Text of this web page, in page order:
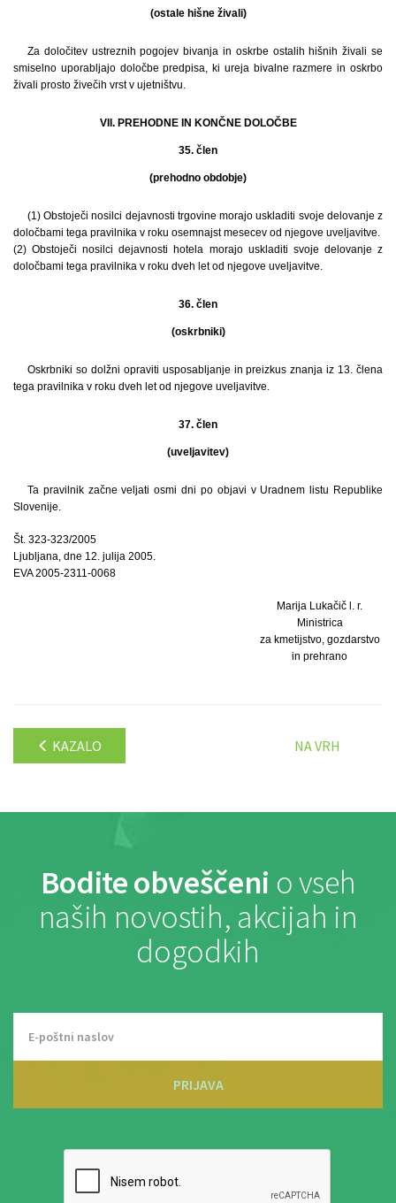
(ostale hišne živali)
Za določitev ustreznih pogojev bivanja in oskrbe ostalih hišnih živali se
smiselno uporabljajo določbe predpisa, ki ureja bivalne razmere in oskrbo
živali prosto živečih vrst v ujetništvu.
VII. PREHODNE IN KONČNE DOLOČBE
35. člen
(prehodno obdobje)
(1) Obstoječi nosilci dejavnosti trgovine morajo uskladiti svoje delovanje z
določbami tega pravilnika v roku osemnajst mesecev od njegove uveljavitve.
(2) Obstoječi nosilci dejavnosti hotela morajo uskladiti svoje delovanje z
določbami tega pravilnika v roku dveh let od njegove uveljavitve.
36. člen
(oskrbniki)
Oskrbniki so dolžni opraviti usposabljanje in preizkus znanja iz 13. člena
tega pravilnika v roku dveh let od njegove uveljavitve.
37. člen
(uveljavitev)
Ta pravilnik začne veljati osmi dni po objavi v Uradnem listu Republike
Slovenije.
Št. 323-323/2005
Ljubljana, dne 12. julija 2005.
EVA 2005-2311-0068
Marija Lukačič l. r.
Ministrica
za kmetijstvo, gozdarstvo
in prehrano
KAZALO NA VRH
Bodite obveščeni o vseh
naših novostih, akcijah in
dogodkih
PRIJAVA